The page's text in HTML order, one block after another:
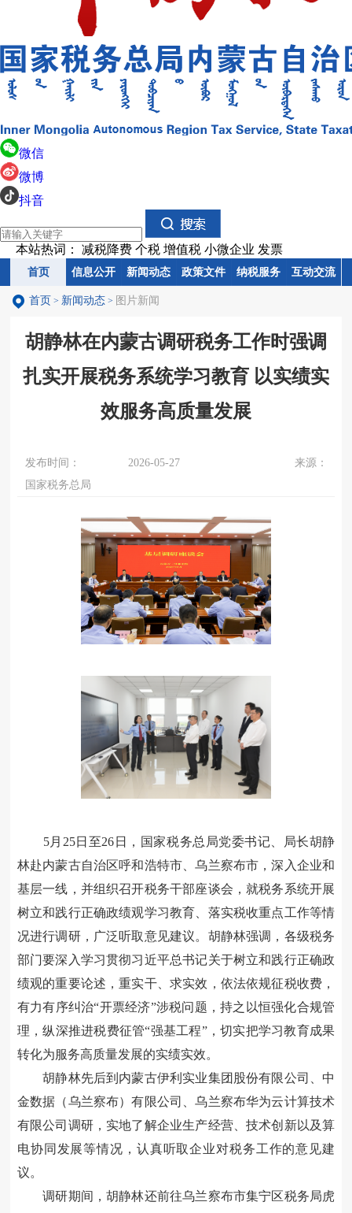
微信
微博
抖音
本站热词： 减税降费 个税 增值税 小微企业 发票
首页 信息公开 新闻动态 政策文件 纳税服务 互动交流
首页 信息公开 新闻动态 政策文件 纳税服务 互动交流
首页 > 新闻动态 > 图片新闻
胡静林在内蒙古调研税务工作时强调
扎实开展税务系统学习教育 以实绩实
效服务高质量发展
发布时间： 2026-05-27
来源：
国家税务总局
5月25日至26日，国家税务总局党委书记、局长胡静
林赴内蒙古自治区呼和浩特市、乌兰察布市，深入企业和
基层一线，并组织召开税务干部座谈会，就税务系统开展
树立和践行正确政绩观学习教育、落实税收重点工作等情
况进行调研，广泛听取意见建议。胡静林强调，各级税务
部门要深入学习贯彻习近平总书记关于树立和践行正确政
绩观的重要论述，重实干、求实效，依法依规征税收费，
有力有序纠治“开票经济”涉税问题，持之以恒强化合规管
理，纵深推进税费征管“强基工程”，切实把学习教育成果
转化为服务高质量发展的实绩实效。
胡静林先后到内蒙古伊利实业集团股份有限公司、中
金数据（乌兰察布）有限公司、乌兰察布华为云计算技术
有限公司调研，实地了解企业生产经营、技术创新以及算
电协同发展等情况，认真听取企业对税务工作的意见建
议。
调研期间，胡静林还前往乌兰察布市集宁区税务局虎